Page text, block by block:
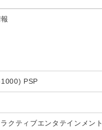
PSP
クティブエンタテインメント